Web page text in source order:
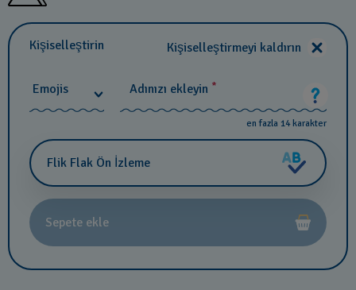
Kişiselleştirin Kişiselleştirmeyi kaldırın
Emojis Adınızı ekleyin *
en fazla 14 karakter
Flik Flak Ön İzleme
Sepete ekle